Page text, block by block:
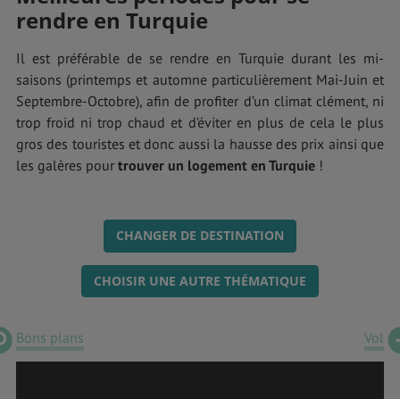
rendre en Turquie
Il est préférable de se rendre en Turquie durant les mi-
saisons (printemps et automne particulièrement Mai-Juin et
Septembre-Octobre), afin de profiter d’un climat clément, ni
trop froid ni trop chaud et d’éviter en plus de cela le plus
gros des touristes et donc aussi la hausse des prix ainsi que
les galères pour trouver un logement en Turquie !
CHANGER DE DESTINATION
CHOISIR UNE AUTRE THÉMATIQUE
Bons plans Vol